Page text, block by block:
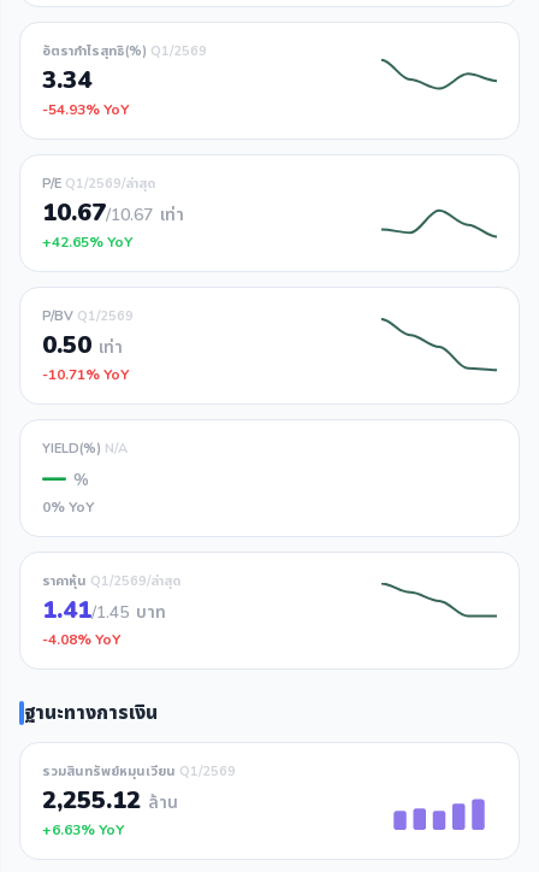
อัตรากำไรสุทธิ(%) Q1/2569
3.34
-54.93% YoY
P/E Q1/2569/ล่าสุด
10.67/10.67 เท่า
+42.65% YoY
P/BV Q1/2569
0.50 เท่า
-10.71% YoY
YIELD(%) N/A
— %
0% YoY
ราคาหุ้น Q1/2569/ล่าสุด
1.41/1.45 บาท
-4.08% YoY
ฐานะทางการเงิน
รวมสินทรัพย์หมุนเวียน Q1/2569
2,255.12 ล้าน
+6.63% YoY